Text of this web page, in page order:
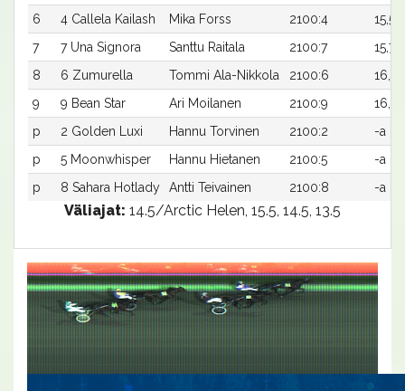
6
4 Callela Kailash Mika Forss 2100:4
15,5a
7
7 Una Signora Santtu Raitala 2100:7
15,7a
8
6 Zumurella Tommi Ala-Nikkola 2100:6
16,0a
9
9 Bean Star Ari Moilanen 2100:9
16,4a
p
2 Golden Luxi Hannu Torvinen 2100:2
-a
p
5 Moonwhisper Hannu Hietanen 2100:5
-a
p
8 Sahara Hotlady Antti Teivainen 2100:8 -a
Väliajat: 14.5/Arctic Helen, 15.5, 14.5, 13.5